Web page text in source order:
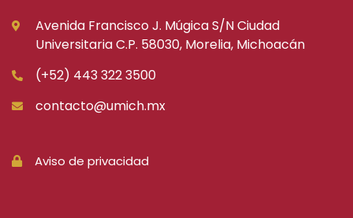
Avenida Francisco J. Múgica S/N Ciudad
Universitaria C.P. 58030, Morelia, Michoacán
(+52) 443 322 3500
contacto@umich.mx
Aviso de privacidad